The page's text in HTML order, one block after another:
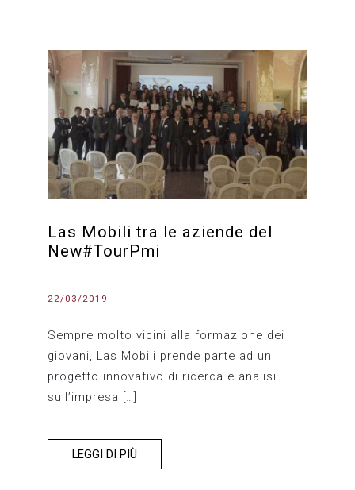
Las Mobili tra le aziende del
New#TourPmi
22/03/2019
Sempre molto vicini alla formazione dei
giovani, Las Mobili prende parte ad un
progetto innovativo di ricerca e analisi
sull’impresa […]
LEGGI DI PIÙ